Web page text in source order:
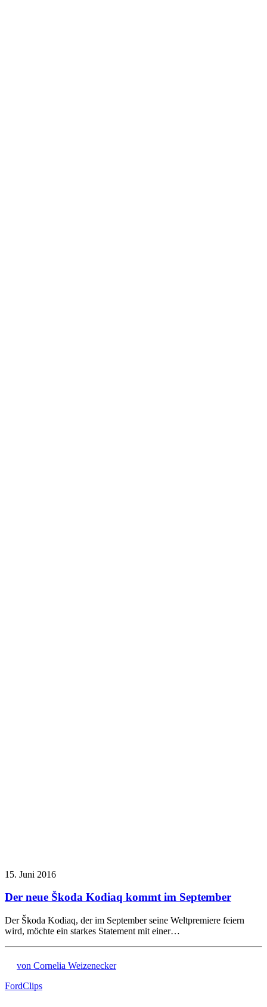
15. Juni 2016
Der neue Škoda Kodiaq kommt im September
Der Škoda Kodiaq, der im September seine Weltpremiere feiern
wird, möchte ein starkes Statement mit einer…
von Cornelia Weizenecker
FordClips